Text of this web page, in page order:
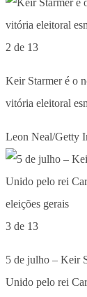
2 de 13
Keir Starmer é o
vitória eleitoral
Leon Neal/Getty
3 de 13
5 de julho – Keir
Unido pelo rei